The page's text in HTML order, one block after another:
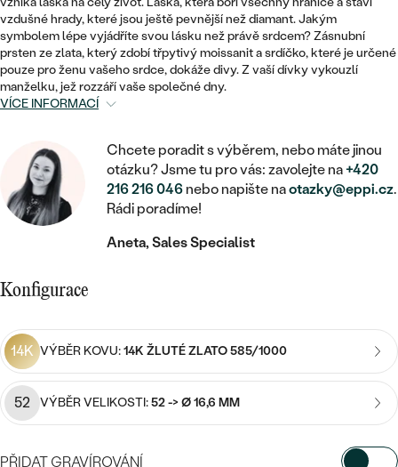
TEPANÉ
RUČNĚ RYTÉ
SVATEBNÍ SETY
DLE CENY
CENOVĚ DOSTUPNÉ
LUXUSNÍ
ZAČÍT S PRSTENEM
ZAČÍT S DIAMANTEM
ZAČÍT S LAB-GROWN DIAMANTEM
DLE DRAHOKAMU
DIAMANT
BAREVNÝ DIAMANT
ČERNÝ DIAMANT
SETY
PÁNSKÉ ŠPERKY
DĚTSKÉ ŠPERKY
DOPLŇKY
DLE MATERIÁLU
ZLATO
PLATINA
DLE KAMENE
S DIAMANTY
VE TVARU SRDCE
DĚTSKÉ
DLE KAMENE
S DIAMANTY
S PERLAMI
DLE CENY
CENOVĚ DOSTUPNÉ
SE ZNAMENÍM ZVĚROKRUHU
MINIMALISTICKÉ
MEDAILONKY
VE TVARU SRDCE
SE ZVÍŘATY
DLE DRAHOKAMU
S DRAHOKAMY
S PERLAMI
DLE CENY
ETERNITY
MINIMALISTICKÉ
STATEMENT
PEČETNÍ
PERSONALIZOVANÉ
S DIAMANTY
S DRAHOKAMY
S PERLAMI
vzdušné hrady, které jsou ještě pevnější než diamant. Jakým
symbolem lépe vyjádříte svou lásku než právě srdcem? Zásnubní
prsten ze zlata, který zdobí třpytivý moissanit a srdíčko, které je určené
pouze pro ženu vašeho srdce, dokáže divy. Z vaší dívky vykouzlí
manželku, jež rozzáří vaše společné dny.
VÍCE INFORMACÍ
Chcete poradit s výběrem, nebo máte jinou
otázku? Jsme tu pro vás: zavolejte na+420
216 216 046 nebo napište naotazky@eppi.cz.
Rádi poradíme!
Aneta, Sales Specialist
Konfigurace
14K VÝBĚR KOVU:14K ŽLUTÉ ZLATO 585/1000
52 VÝBĚR VELIKOSTI:52 -> Ø 16,6 MM
PŘIDAT GRAVÍROVÁNÍ